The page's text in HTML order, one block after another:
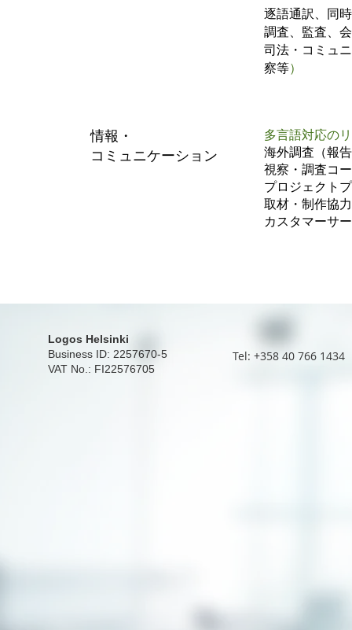
逐語通訳、同
調査、監査、
司法・コミュ
察等）
情報・
​コミュニケーション
多言語対応の
海外調査（報
視察・調査コ
プロジェクト
取材・制作協
カスタマーサ
Tel: +358 40 766 1434
Logos Helsinki
Business ID: 2257670-5
VAT No.: FI22576705